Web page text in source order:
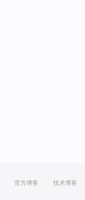
官方博客 技术博客